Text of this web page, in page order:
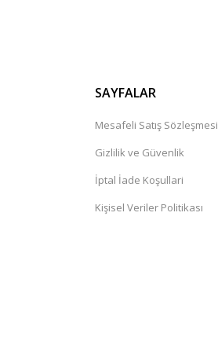
SAYFALAR
Mesafeli Satış Sözleşmesi
Gizlilik ve Güvenlik
İptal İade Koşullari
Kişisel Veriler Politikası